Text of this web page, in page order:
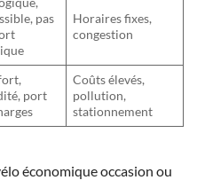
pas
Horaires fixes,
congestion
port
Coûts élevés,
pollution,
stationnement
économique occasion ou